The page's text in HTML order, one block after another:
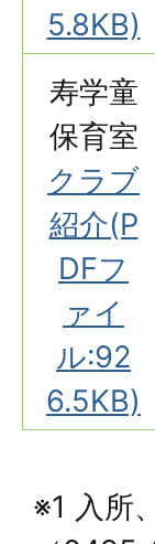
5.8KB)
寿学童
保育室
クラブ
紹介(P
DFフ
ァイ
ル:92
6.5KB)
※1 入所